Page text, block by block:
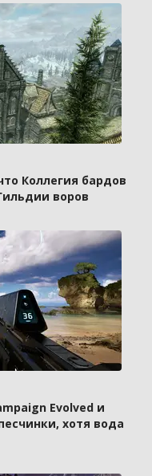
Коллегия бардов
воров
Evolved и
хотя вода